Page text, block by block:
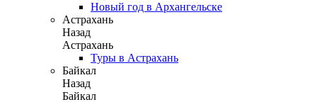
Новый год в Архангельске
Астрахань
Назад
Астрахань
Туры в Астрахань
Байкал
Назад
Байкал